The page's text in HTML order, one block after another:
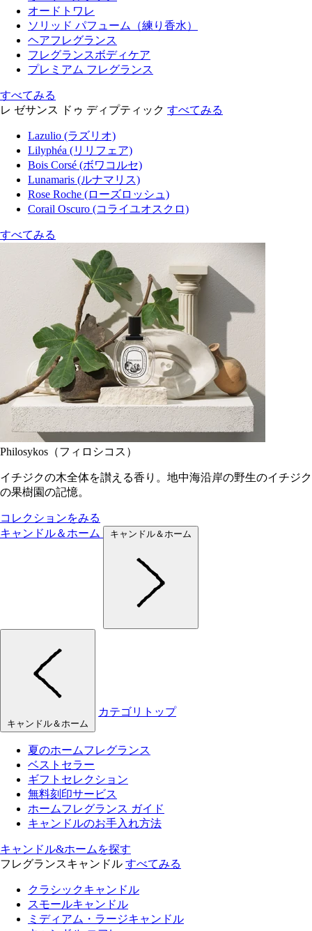
オードトワレ
ソリッド パフューム（練り香水）
ヘアフレグランス
フレグランスボディケア
プレミアム フレグランス
すべてみる
レ ゼサンス ドゥ ディプティック すべてみる
Lazulio (ラズリオ)
Lilyphéa (リリフェア)
Bois Corsé (ボワコルセ)
Lunamaris (ルナマリス)
Rose Roche (ローズロッシュ)
Corail Oscuro (コライユオスクロ)
すべてみる
Philosykos（フィロシコス）
イチジクの木全体を讃える香り。地中海沿岸の野生のイチジク
の果樹園の記憶。
コレクションをみる
キャンドル＆ホーム
キャンドル＆ホーム
キャンドル＆ホーム
カテゴリトップ
夏のホームフレグランス
ベストセラー
ギフトセレクション
無料刻印サービス
ホームフレグランス ガイド
キャンドルのお手入れ方法
キャンドル&ホームを探す
フレグランスキャンドル すべてみる
クラシックキャンドル
スモールキャンドル
ミディアム・ラージキャンドル